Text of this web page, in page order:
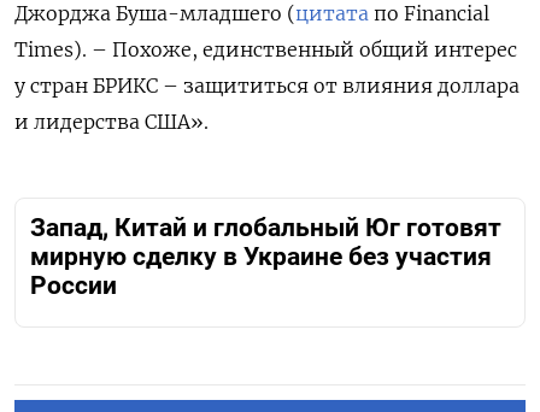
Джорджа Буша-младшего (цитата по Financial
Times). – Похоже, единственный общий интерес
у стран БРИКС – защититься от влияния доллара
и лидерства США».
Запад, Китай и глобальный Юг готовят
мирную сделку в Украине без участия
России